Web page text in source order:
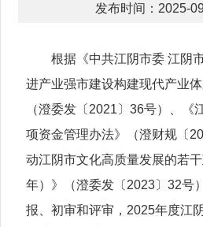
发布时间：2025-
根据《中共江阴市委 江阴
进产业强市建设构建现代产业
（澄委发〔2021〕36号）、《
项资金管理办法》（澄财规〔
动江阴市文化高质量发展的若
年）》（澄委发〔2023〕32号
报、初审和评审，2025年度江